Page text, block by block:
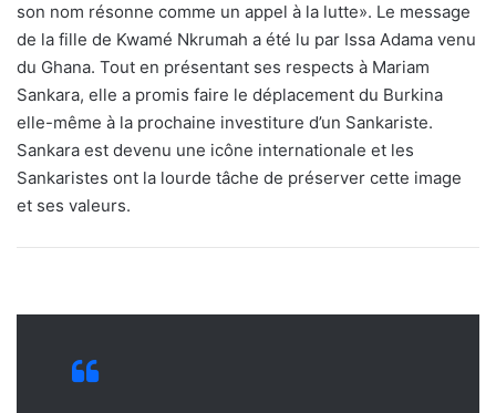
son nom résonne comme un appel à la lutte». Le message
de la fille de Kwamé Nkrumah a été lu par Issa Adama venu
du Ghana. Tout en présentant ses respects à Mariam
Sankara, elle a promis faire le déplacement du Burkina
elle-même à la prochaine investiture d’un Sankariste.
Sankara est devenu une icône internationale et les
Sankaristes ont la lourde tâche de préserver cette image
et ses valeurs.